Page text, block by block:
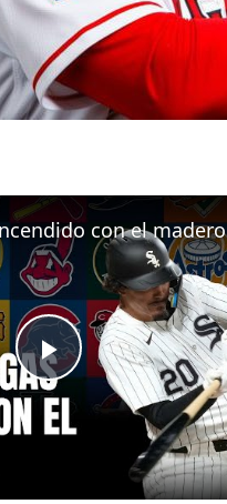
Play
Video
con el madero